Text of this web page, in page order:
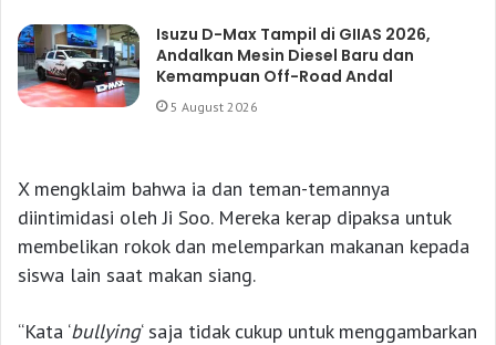
Isuzu D-Max Tampil di GIIAS 2026,
Andalkan Mesin Diesel Baru dan
Kemampuan Off-Road Andal
5 August 2026
X mengklaim bahwa ia dan teman-temannya
diintimidasi oleh Ji Soo. Mereka kerap dipaksa untuk
membelikan rokok dan melemparkan makanan kepada
siswa lain saat makan siang.
“Kata ‘bullying‘ saja tidak cukup untuk menggambarkan